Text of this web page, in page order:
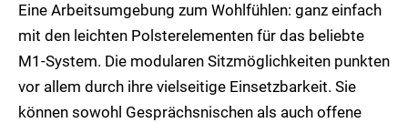
Eine Arbeitsumgebung zum Wohlfühlen: ganz einfach
mit den leichten Polsterelementen für das beliebte
M1-System. Die modularen Sitzmöglichkeiten punkten
vor allem durch ihre vielseitige Einsetzbarkeit. Sie
können sowohl Gesprächsnischen als auch offene